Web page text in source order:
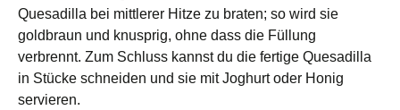
Quesadilla bei mittlerer Hitze zu braten; so wird sie
goldbraun und knusprig, ohne dass die Füllung
verbrennt. Zum Schluss kannst du die fertige Quesadilla
in Stücke schneiden und sie mit Joghurt oder Honig
servieren.